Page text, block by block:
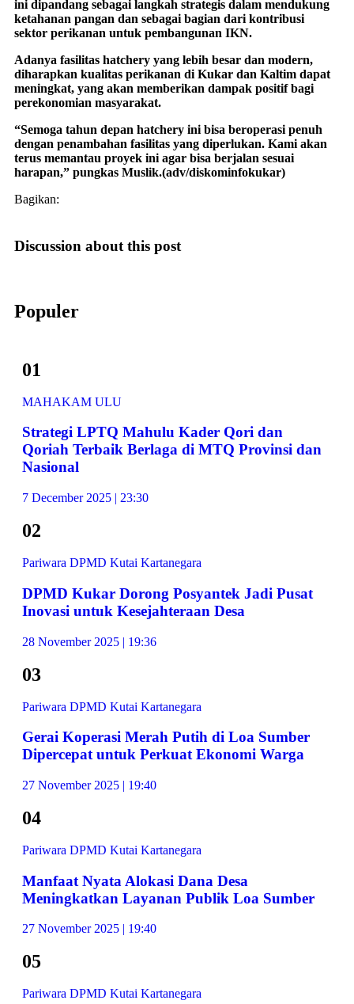
ini dipandang sebagai langkah strategis dalam mendukung
ketahanan pangan dan sebagai bagian dari kontribusi
sektor perikanan untuk pembangunan IKN.
Adanya fasilitas hatchery yang lebih besar dan modern,
diharapkan kualitas perikanan di Kukar dan Kaltim dapat
meningkat, yang akan memberikan dampak positif bagi
perekonomian masyarakat.
“Semoga tahun depan hatchery ini bisa beroperasi penuh
dengan penambahan fasilitas yang diperlukan. Kami akan
terus memantau proyek ini agar bisa berjalan sesuai
harapan,” pungkas Muslik.(adv/diskominfokukar)
Bagikan:
Discussion about this post
Populer
01
MAHAKAM ULU
Strategi LPTQ Mahulu Kader Qori dan
Qoriah Terbaik Berlaga di MTQ Provinsi dan
Nasional
7 December 2025 | 23:30
02
Pariwara DPMD Kutai Kartanegara
DPMD Kukar Dorong Posyantek Jadi Pusat
Inovasi untuk Kesejahteraan Desa
28 November 2025 | 19:36
03
Pariwara DPMD Kutai Kartanegara
Gerai Koperasi Merah Putih di Loa Sumber
Dipercepat untuk Perkuat Ekonomi Warga
27 November 2025 | 19:40
04
Pariwara DPMD Kutai Kartanegara
Manfaat Nyata Alokasi Dana Desa
Meningkatkan Layanan Publik Loa Sumber
27 November 2025 | 19:40
05
Pariwara DPMD Kutai Kartanegara